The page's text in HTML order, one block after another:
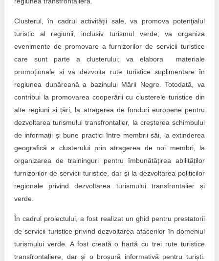
Clusterul, în cadrul activității sale, va promova potenţialul
turistic al regiunii, inclusiv turismul verde; va organiza
evenimente de promovare a furnizorilor de servicii turistice
care sunt parte a clusterului; va elabora materiale
promoționale și va dezvolta rute turistice suplimentare în
regiunea dunăreană a bazinului Mării Negre. Totodată, va
contribui la promovarea cooperării cu clusterele turistice din
alte regiuni și țări, la atragerea de fonduri europene pentru
dezvoltarea turismului transfrontalier, la creșterea schimbului
de informații și bune practici între membrii săi, la extinderea
geografică a clusterului prin atragerea de noi membri, la
organizarea de traininguri pentru îmbunătățirea abilităților
furnizorilor de servicii turistice, dar și la dezvoltarea politicilor
regionale privind dezvoltarea turismului transfrontalier și
verde.
În cadrul proiectului, a fost realizat un ghid pentru prestatorii
de servicii turistice privind dezvoltarea afacerilor în domeniul
turismului verde. A fost creată o hartă cu trei rute turistice
transfrontaliere, dar și o broșură informativă pentru turiști.